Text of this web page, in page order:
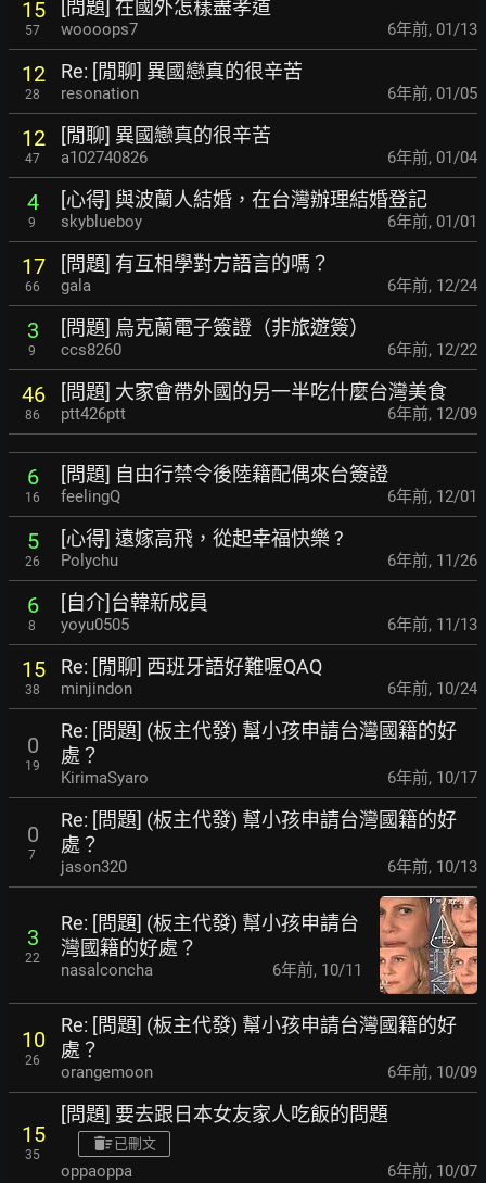
15
57
[問題] 在國外怎樣盡孝道
woooops7 6年前, 01/13
12
28
Re: [閒聊] 異國戀真的很辛苦
resonation 6年前, 01/05
12
47
[閒聊] 異國戀真的很辛苦
a102740826 6年前, 01/04
4
9
[心得] 與波蘭人結婚，在台灣辦理結婚登記
skyblueboy 6年前, 01/01
17
66
[問題] 有互相學對方語言的嗎？
gala 6年前, 12/24
3
9
[問題] 烏克蘭電子簽證（非旅遊簽）
ccs8260 6年前, 12/22
46
86
[問題] 大家會帶外國的另一半吃什麼台灣美食
ptt426ptt 6年前, 12/09
6
16
[問題] 自由行禁令後陸籍配偶來台簽證
feelingQ 6年前, 12/01
5
26
[心得] 遠嫁高飛，從起幸福快樂 ?
Polychu 6年前, 11/26
6
8
[自介]台韓新成員
yoyu0505 6年前, 11/13
15
38
Re: [閒聊] 西班牙語好難喔QAQ
minjindon 6年前, 10/24
0
19
Re: [問題] (板主代發) 幫小孩申請台灣國籍的好
處？
KirimaSyaro 6年前, 10/17
0
7
Re: [問題] (板主代發) 幫小孩申請台灣國籍的好
處？
jason320 6年前, 10/13
3
22
Re: [問題] (板主代發) 幫小孩申請台
灣國籍的好處？
nasalconcha 6年前, 10/11
10
26
Re: [問題] (板主代發) 幫小孩申請台灣國籍的好
處？
orangemoon 6年前, 10/09
15
35
[問題] 要去跟日本女友家人吃飯的問題
已刪文
oppaoppa 6年前, 10/07